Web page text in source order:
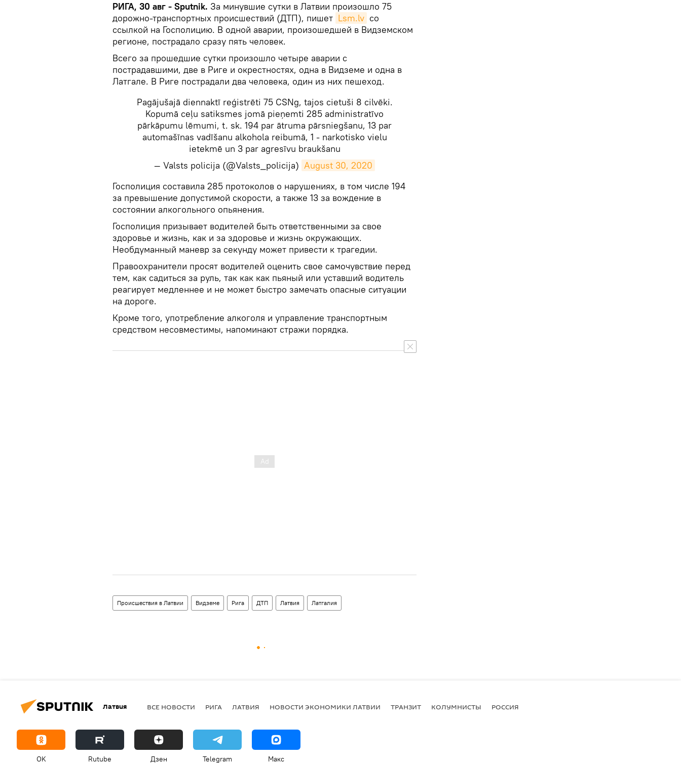
РИГА, 30 авг - Sputnik. За минувшие сутки в Латвии произошло 75
дорожно-транспортных происшествий (ДТП), пишет Lsm.lv со
ссылкой на Госполицию. В одной аварии, произошедшей в Видземском
регионе, пострадало сразу пять человек.
Всего за прошедшие сутки произошло четыре аварии с
пострадавшими, две в Риге и окрестностях, одна в Видземе и одна в
Латгале. В Риге пострадали два человека, один из них пешеход.
Pagājušajā diennaktī reģistrēti 75 CSNg, tajos cietuši 8 cilvēki.
Kopumā ceļu satiksmes jomā pieņemti 285 administratīvo
pārkāpumu lēmumi, t. sk. 194 par ātruma pārsniegšanu, 13 par
automašīnas vadīšanu alkohola reibumā, 1 - narkotisko vielu
ietekmē un 3 par agresīvu braukšanu
— Valsts policija (@Valsts_policija) August 30, 2020
Госполиция составила 285 протоколов о нарушениях, в том числе 194
за превышение допустимой скорости, а также 13 за вождение в
состоянии алкогольного опьянения.
Госполиция призывает водителей быть ответственными за свое
здоровье и жизнь, как и за здоровье и жизнь окружающих.
Необдуманный маневр за секунду может привести к трагедии.
Правоохранители просят водителей оценить свое самочувствие перед
тем, как садиться за руль, так как как пьяный или уставший водитель
реагирует медленнее и не может быстро замечать опасные ситуации
на дороге.
Кроме того, употребление алкоголя и управление транспортным
средством несовместимы, напоминают стражи порядка.
Происшествия в Латвии Видземе Рига ДТП Латвия Латгалия
Латвия ВСЕ НОВОСТИ РИГА ЛАТВИЯ НОВОСТИ ЭКОНОМИКИ ЛАТВИИ ТРАНЗИТ КОЛУМНИСТЫ РОССИЯ
OK Rutube Дзен Telegram Макс